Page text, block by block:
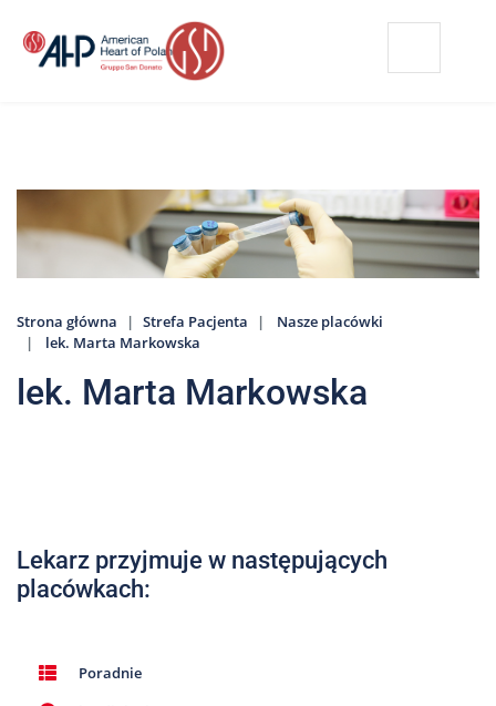
treści
Strefa
Pacjenta
O
nas
Marki
AHP
Galeria
Strona główna Strefa Pacjenta
Nasze placówki
lek. Marta Markowska
lek. Marta Markowska
Lekarz przyjmuje w następujących
placówkach:
Poradnie